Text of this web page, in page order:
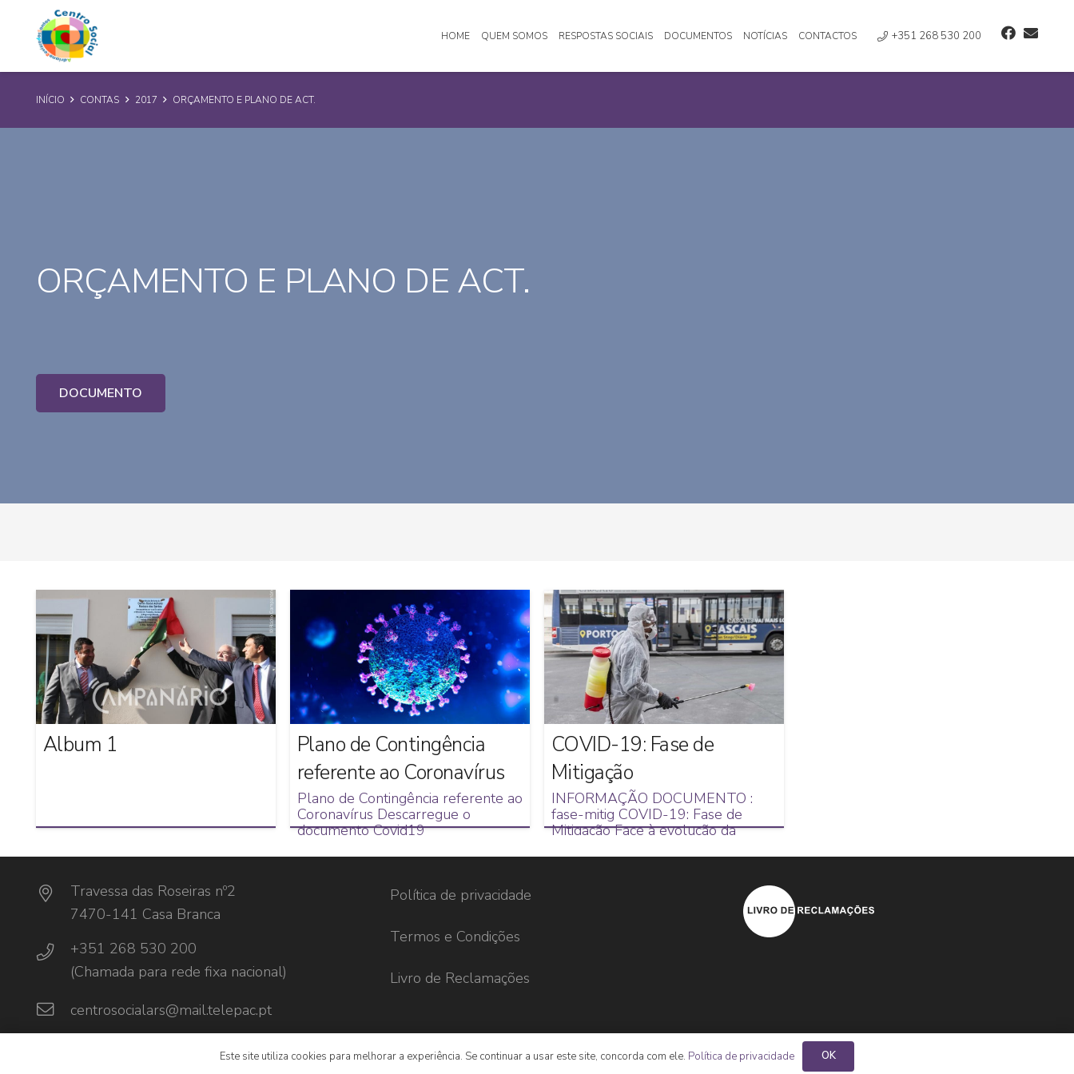
HOME QUEM SOMOS RESPOSTAS SOCIAIS DOCUMENTOS NOTÍCIAS CONTACTOS +351 268 530 200
INÍCIO CONTAS 2017 ORÇAMENTO E PLANO DE ACT.
ORÇAMENTO E PLANO DE ACT.
DOCUMENTO
Album 1
Plano de Contingência
referente ao Coronavírus
Plano de Contingência referente ao
Coronavírus Descarregue o
documento Covid19
COVID-19: Fase de
Mitigação
INFORMAÇÃO DOCUMENTO :
fase-mitig COVID-19: Fase de
Mitigação Face à evolução da
Travessa das Roseiras nº2
7470-141 Casa Branca
+351 268 530 200
(Chamada para rede fixa nacional)
centrosocialars@mail.telepac.pt
Política de privacidade
Termos e Condições
Livro de Reclamações
Este site utiliza cookies para melhorar a experiência. Se continuar a usar este site, concorda com ele. Política de privacidade OK